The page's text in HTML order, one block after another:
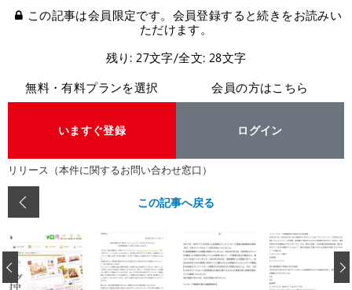
この記事は会員限定です。会員登録すると続きをお読みい
ただけます。
残り: 27文字/全文: 28文字
無料・有料プランを選択
いますぐ登録
会員の方はこちら
ログイン
リリース（本件に関するお問い合わせ窓口）
この記事へ戻る
‹